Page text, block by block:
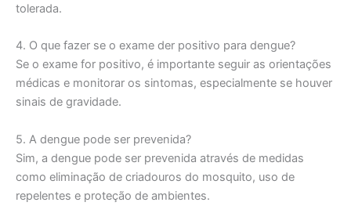
tolerada.
4. O que fazer se o exame der positivo para dengue?
Se o exame for positivo, é importante seguir as orientações
médicas e monitorar os sintomas, especialmente se houver
sinais de gravidade.
5. A dengue pode ser prevenida?
Sim, a dengue pode ser prevenida através de medidas
como eliminação de criadouros do mosquito, uso de
repelentes e proteção de ambientes.